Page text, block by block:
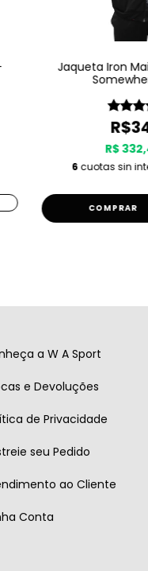
Jaqueta Iron
R$
6 cuotas sin
COMPRAR
a W A Sport
e Devoluções
de Privacidade
seu Pedido
ao Cliente
Conta